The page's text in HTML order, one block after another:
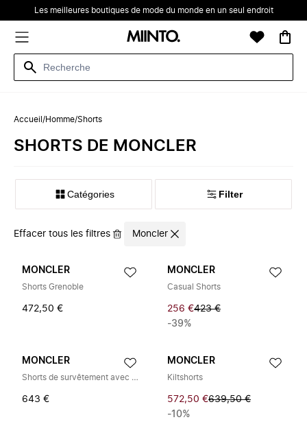
Les meilleures boutiques de mode du monde en un seul endroit
Accueil /Homme/Shorts
‪‬‪SHORTS‬‪‬ DE ‪MONCLER‬
Catégories Filter
Effacer tous les filtres Moncler
MONCLER
Shorts Grenoble
472,50 €
MONCLER
Casual Shorts
256 €423 €
-39%
MONCLER
Shorts de survêtement avec écusson
643 €
MONCLER
Kiltshorts
572,50 €639,50 €
-10%